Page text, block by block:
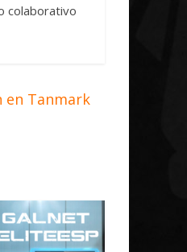
colaborativo
en Tanmark